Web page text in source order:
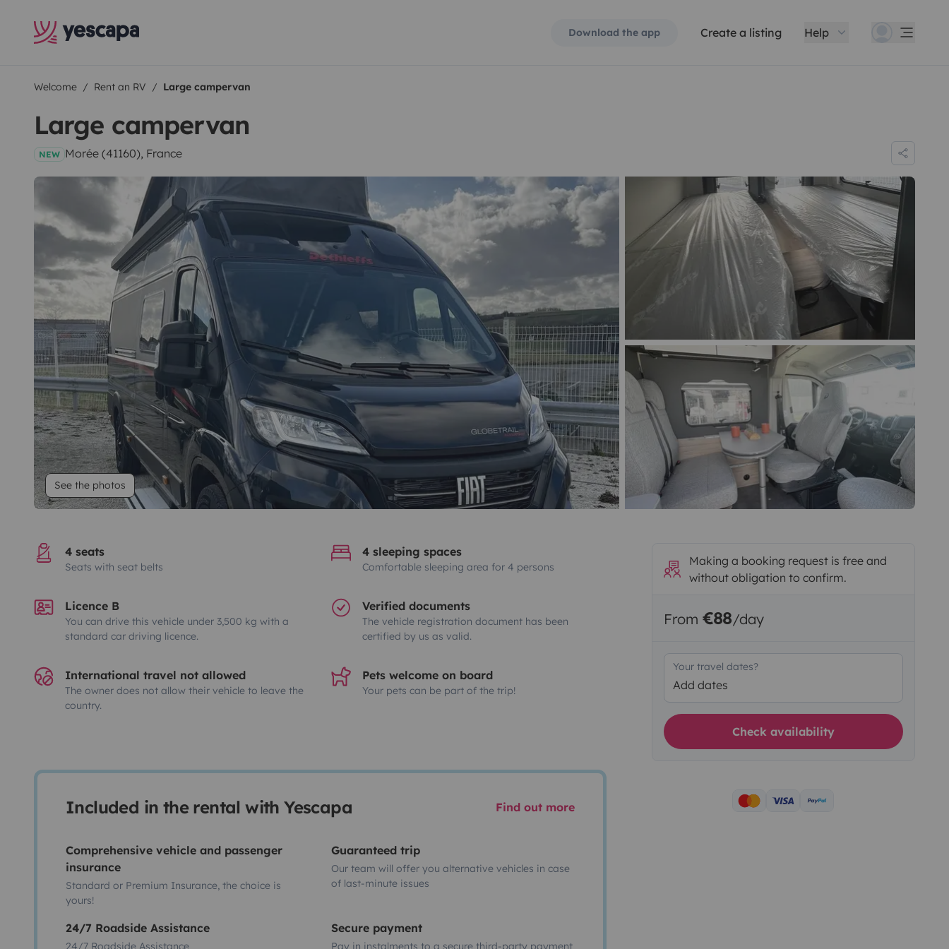
Download the app Create a listing Help
Welcome Rent an RV Large campervan
Large campervan
NEW Morée (41160), France
See the photos
4 seats
Seats with seat belts
4 sleeping spaces
Comfortable sleeping area for 4 persons
Licence B
You can drive this vehicle under 3,500 kg with a
standard car driving licence.
Verified documents
The vehicle registration document has been
certified by us as valid.
International travel not allowed
The owner does not allow their vehicle to leave the
country.
Pets welcome on board
Your pets can be part of the trip!
Included in the rental with Yescapa Find out more
Comprehensive vehicle and passenger
insurance
Standard or Premium Insurance, the choice is
yours!
Guaranteed trip
Our team will offer you alternative vehicles in case
of last-minute issues
24/7 Roadside Assistance
24/7 Roadside Assistance
Secure payment
Pay in instalments to a secure third-party payment
Making a booking request is free and
without obligation to confirm.
From €88/day
Your travel dates?
Add dates
Check availability